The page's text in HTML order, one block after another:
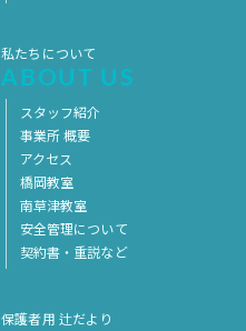
私たちについて
ABOUT US
スタッフ紹介
事業所 概要
アクセス
橋岡教室
南草津教室
安全管理について
契約書・重説など
保護者用 辻だより